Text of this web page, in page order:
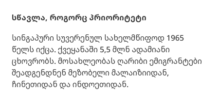
სწავლა, როგორც პრიორიტეტი
სინგაპური სუვერენულ სახელმწიფოდ 1965
წელს იქცა. ქვეყანაში 5,5 მლნ ადამიანი
ცხოვრობს. მოსახლეობას ღარიბი ემიგრანტები
შეადგენდნენ მეზობელი მალაიზიიდან,
ჩინეთიდან და ინდოეთიდან.